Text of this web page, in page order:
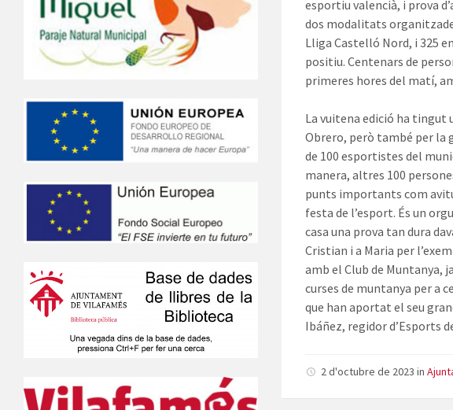
esportiu valencià, i prova
dos modalitats
Lliga Castelló Nord, i 325
positiu. Centenars de
primeres hores del matí,
La vuitena edició ha tingut
Obrero, però també per la
de 100 esportistes del
manera, altres 100
punts importants com
festa de l’esport. És un
casa una prova tan dura
Cristian i a Maria per
amb el Club de Muntanya,
curses de muntanya per a
que han aportat el seu
Ibáñez, regidor d’Esports
2 d'octubre de 2023in